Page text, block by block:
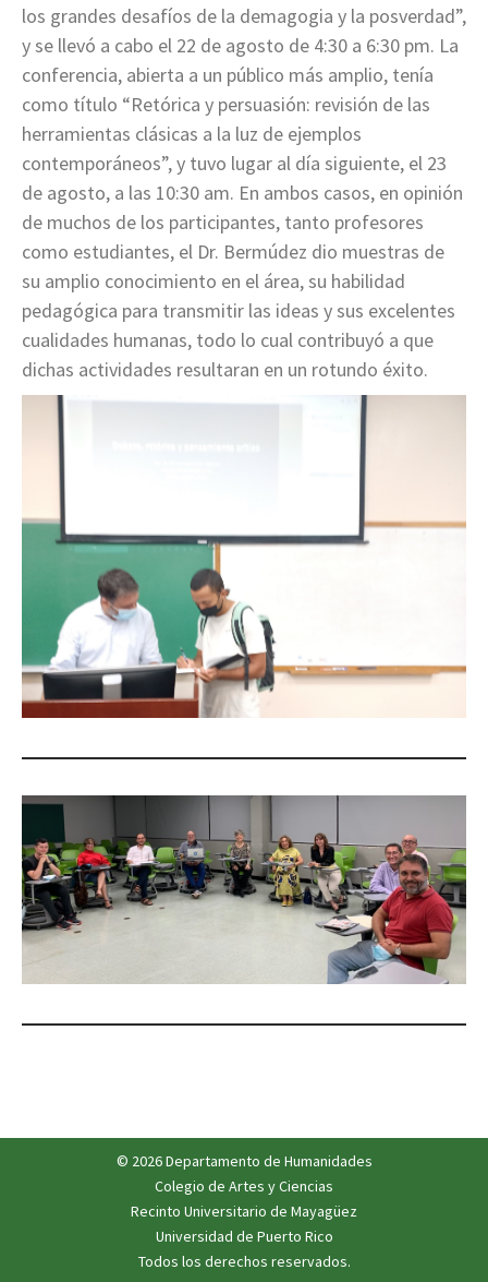
los grandes desafíos de la demagogia y la posverdad”,
y se llevó a cabo el 22 de agosto de 4:30 a 6:30 pm. La
conferencia, abierta a un público más amplio, tenía
como título “Retórica y persuasión: revisión de las
herramientas clásicas a la luz de ejemplos
contemporáneos”, y tuvo lugar al día siguiente, el 23
de agosto, a las 10:30 am. En ambos casos, en opinión
de muchos de los participantes, tanto profesores
como estudiantes, el Dr. Bermúdez dio muestras de
su amplio conocimiento en el área, su habilidad
pedagógica para transmitir las ideas y sus excelentes
cualidades humanas, todo lo cual contribuyó a que
dichas actividades resultaran en un rotundo éxito.
© 2026 Departamento de Humanidades
Colegio de Artes y Ciencias
Recinto Universitario de Mayagüez
Universidad de Puerto Rico
Todos los derechos reservados.